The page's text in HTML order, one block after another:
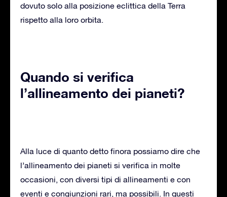
dovuto solo alla posizione eclittica della Terra
rispetto alla loro orbita.
Quando si verifica
l’allineamento dei pianeti?
Alla luce di quanto detto finora possiamo dire che
l’allineamento dei pianeti si verifica in molte
occasioni, con diversi tipi di allineamenti e con
eventi e congiunzioni rari, ma possibili. In questi